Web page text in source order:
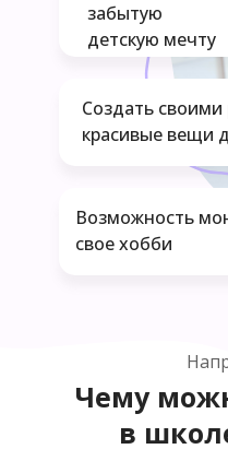
забытую
детскую мечту
Создать своими
красивые вещи
Возможность
свое хобби
Чему
в